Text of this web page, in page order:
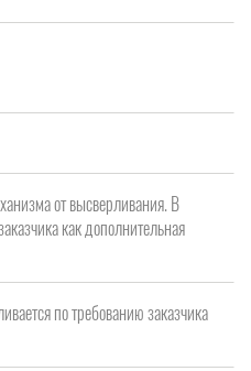
от высверливания. В
как дополнительная
по требованию заказчика